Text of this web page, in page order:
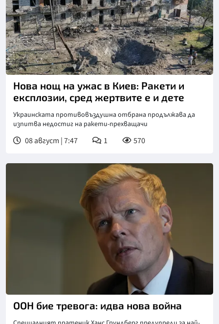
Снимка: БТА
Нова нощ на ужас в Киев: Ракети и
експлозии, сред жертвите е и дете
Украинската противовъздушна отбрана продължава да
изпитва недостиг на ракети-прехващачи
08 август | 7:47 1 570
ООН бие тревога: идва нова война